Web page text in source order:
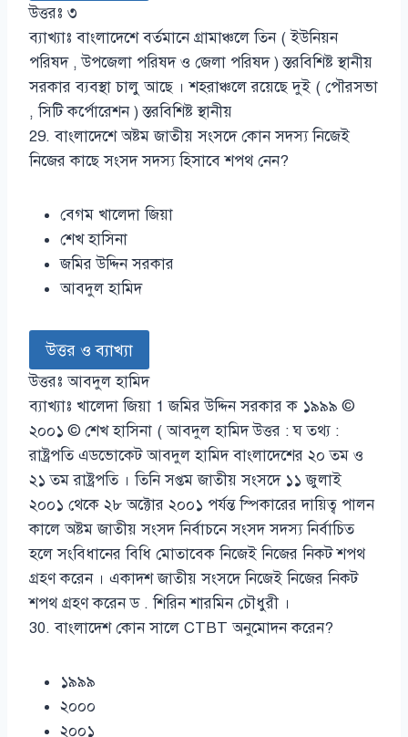
উত্তরঃ ৩
ব্যাখ্যাঃ বাংলাদেশে বর্তমানে গ্রামাঞ্চলে তিন ( ইউনিয়ন
পরিষদ , উপজেলা পরিষদ ও জেলা পরিষদ ) স্তরবিশিষ্ট স্থানীয়
সরকার ব্যবস্থা চালু আছে । শহরাঞ্চলে রয়েছে দুই ( পৌরসভা
, সিটি কর্পোরেশন ) স্তরবিশিষ্ট স্থানীয়
29. বাংলাদেশে অষ্টম জাতীয় সংসদে কোন সদস্য নিজেই
নিজের কাছে সংসদ সদস্য হিসাবে শপথ নেন?
বেগম খালেদা জিয়া
শেখ হাসিনা
জমির উদ্দিন সরকার
আবদুল হামিদ
উত্তর ও ব্যাখ্যা
উত্তরঃ আবদুল হামিদ
ব্যাখ্যাঃ খালেদা জিয়া 1 জমির উদ্দিন সরকার ক ১৯৯৯ ©
২০০১ © শেখ হাসিনা ( আবদুল হামিদ উত্তর : ঘ তথ্য :
রাষ্ট্রপতি এডভোকেট আবদুল হামিদ বাংলাদেশের ২০ তম ও
২১ তম রাষ্ট্রপতি । তিনি সপ্তম জাতীয় সংসদে ১১ জুলাই
২০০১ থেকে ২৮ অক্টোর ২০০১ পর্যন্ত স্পিকারের দায়িত্ব পালন
কালে অষ্টম জাতীয় সংসদ নির্বাচনে সংসদ সদস্য নির্বাচিত
হলে সংবিধানের বিধি মোতাবেক নিজেই নিজের নিকট শপথ
গ্রহণ করেন । একাদশ জাতীয় সংসদে নিজেই নিজের নিকট
শপথ গ্রহণ করেন ড . শিরিন শারমিন চৌধুরী ।
30. বাংলাদেশ কোন সালে CTBT অনুমোদন করেন?
১৯৯৯
২০০০
২০০১